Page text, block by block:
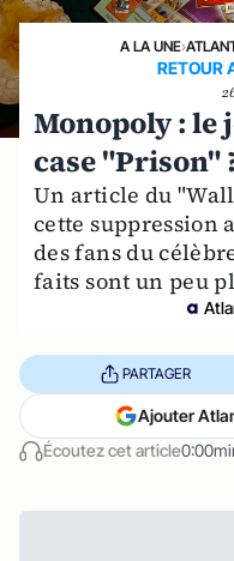
A LA UNE›
RETOUR
Monopoly : le
case "Prison"
Un article du
cette suppression
des fans du
faits sont un peu
Écoutez cet article
PARTAGER
Ajouter